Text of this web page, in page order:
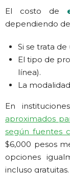
El costo de
dependiendo
Si se trata
El tipo de
línea).
La
En
aproximados
según fuentes
$6,000 pesos
opciones
incluso gratuitas.